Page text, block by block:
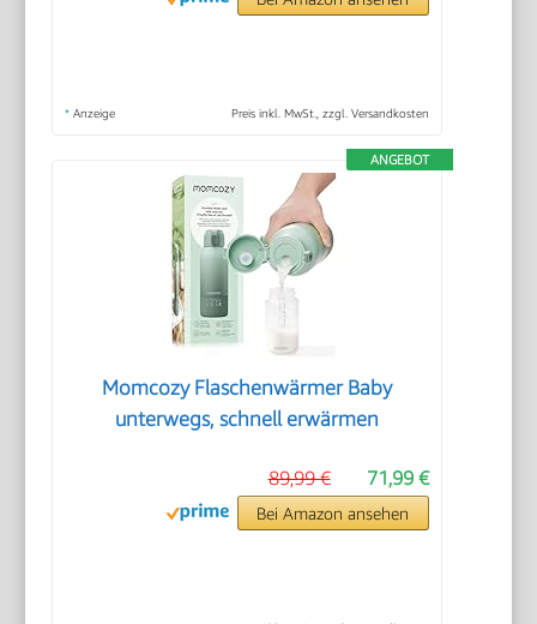
* Anzeige Preis inkl. MwSt., zzgl. Versandkosten
ANGEBOT
Momcozy Flaschenwärmer Baby
unterwegs, schnell erwärmen
71,99 €
89,99 €
Bei Amazon ansehen